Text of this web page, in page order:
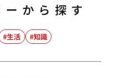
から探す
生活 知識